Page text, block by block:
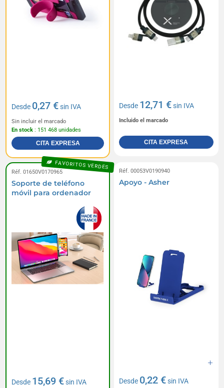
Desde 0,27 €sin IVA
Sin incluir el marcado
En stock : 151 468 unidades
CITA EXPRESA
Desde 12,71 €sin IVA
Incluido el marcado
CITA EXPRESA
FAVORITOS VERDES
Réf. 01650V0170965
Soporte de teléfono
móvil para ordenador
Desde 15,69 €sin IVA
Réf. 00053V0190940
Apoyo - Asher
Desde 0,22 €sin IVA